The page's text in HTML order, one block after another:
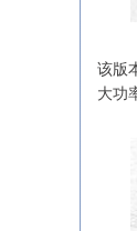
该版
大功